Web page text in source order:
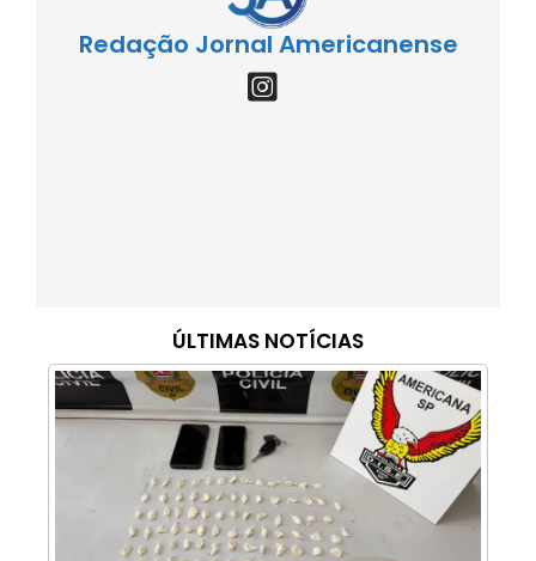
Redação Jornal Americanense
ÚLTIMAS NOTÍCIAS